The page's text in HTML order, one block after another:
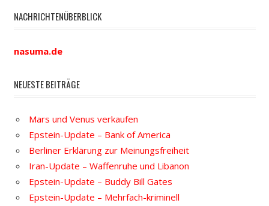
NACHRICHTENÜBERBLICK
nasuma.de
NEUESTE BEITRÄGE
Mars und Venus verkaufen
Epstein-Update – Bank of America
Berliner Erklärung zur Meinungsfreiheit
Iran-Update – Waffenruhe und Libanon
Epstein-Update – Buddy Bill Gates
Epstein-Update – Mehrfach-kriminell